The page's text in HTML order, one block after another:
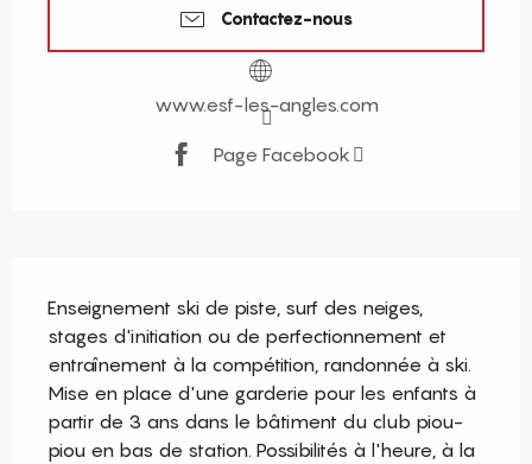
Contactez-nous
www.esf-les-angles.com
Page Facebook
Enseignement ski de piste, surf des neiges,
stages d'initiation ou de perfectionnement et
entraînement à la compétition, randonnée à ski.
Mise en place d'une garderie pour les enfants à
partir de 3 ans dans le bâtiment du club piou-
piou en bas de station. Possibilités à l'heure, à la